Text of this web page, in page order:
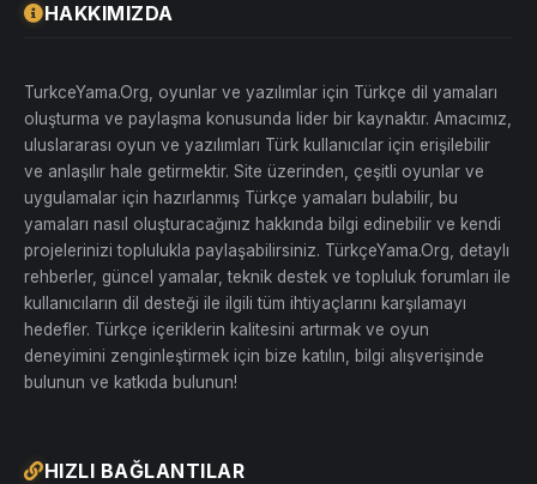
HAKKIMIZDA
TurkceYama.Org, oyunlar ve yazılımlar için Türkçe dil yamaları
oluşturma ve paylaşma konusunda lider bir kaynaktır. Amacımız,
uluslararası oyun ve yazılımları Türk kullanıcılar için erişilebilir
ve anlaşılır hale getirmektir. Site üzerinden, çeşitli oyunlar ve
uygulamalar için hazırlanmış Türkçe yamaları bulabilir, bu
yamaları nasıl oluşturacağınız hakkında bilgi edinebilir ve kendi
projelerinizi toplulukla paylaşabilirsiniz. TürkçeYama.Org, detaylı
rehberler, güncel yamalar, teknik destek ve topluluk forumları ile
kullanıcıların dil desteği ile ilgili tüm ihtiyaçlarını karşılamayı
hedefler. Türkçe içeriklerin kalitesini artırmak ve oyun
deneyimini zenginleştirmek için bize katılın, bilgi alışverişinde
bulunun ve katkıda bulunun!
HIZLI BAĞLANTILAR